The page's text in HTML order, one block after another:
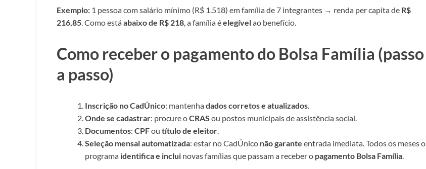
Exemplo: 1 pessoa com salário mínimo (R$ 1.518) em família de 7 integrantes → renda per capita de R$
216,85. Como estáabaixo de R$ 218, a família éelegívelao benefício.
Como receber o pagamento do Bolsa Família (passo
a passo)
Inscrição no CadÚnico: mantenhadados corretos e atualizados
Onde se cadastrar: procure oCRAS ou postos municipais de assistência social.
Documentos: CPFou título de eleitor
Seleção mensal automatizada: estar no CadÚnico não garante entrada imediata. Todos os meses o
programa identifica e inclui novas famílias que passam a receber o pagamento Bolsa Família